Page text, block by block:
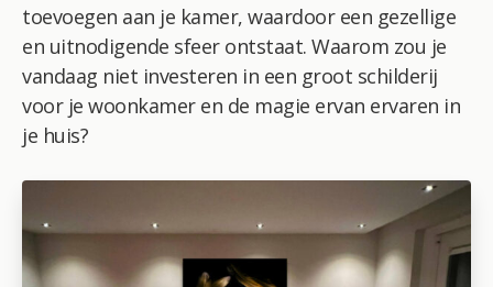
toevoegen aan je kamer, waardoor een gezellige
en uitnodigende sfeer ontstaat. Waarom zou je
vandaag niet investeren in een groot schilderij
voor je woonkamer en de magie ervan ervaren in
je huis?